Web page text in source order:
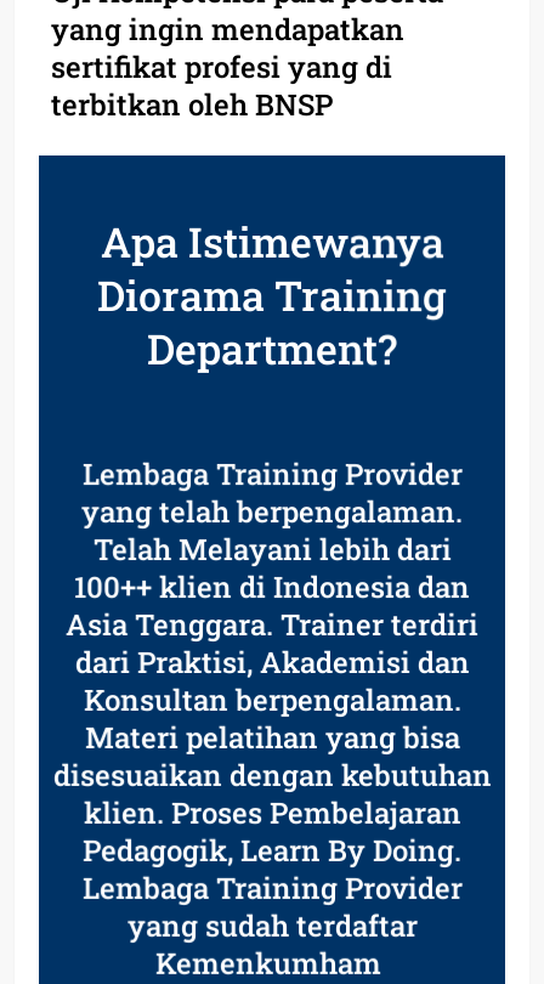
yang ingin mendapatkan
sertifikat profesi yang di
terbitkan oleh BNSP
Apa Istimewanya
Diorama Training
Department?
Lembaga Training Provider
yang telah berpengalaman.
Telah Melayani lebih dari
100++ klien di Indonesia dan
Asia Tenggara. Trainer terdiri
dari Praktisi, Akademisi dan
Konsultan berpengalaman.
Materi pelatihan yang bisa
disesuaikan dengan kebutuhan
klien. Proses Pembelajaran
Pedagogik, Learn By Doing.
Lembaga Training Provider
yang sudah terdaftar
Kemenkumham